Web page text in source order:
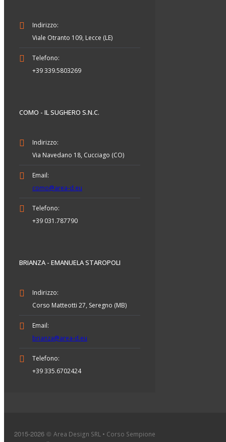
Indirizzo:
Viale Otranto 109, Lecce (LE)
Telefono:
+39 339.5803269
COMO - IL SUGHERO S.N.C.
Indirizzo:
Via Navedano 18, Cucciago (CO)
Email:
como@area-d.eu
Telefono:
+39 031.787790
BRIANZA - EMANUELA STAROPOLI
Indirizzo:
Corso Matteotti 27, Seregno (MB)
Email:
brianza@area-d.eu
Telefono:
+39 335.6702424
2015-2026 © Area Design SRL • Corso Sempione